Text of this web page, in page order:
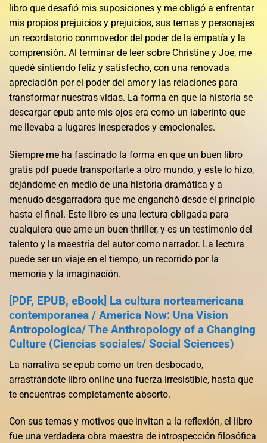
libro que desafió mis suposiciones y me obligó a enfrentar
mis propios prejuicios y prejuicios, sus temas y personajes
un recordatorio conmovedor del poder de la empatía y la
comprensión. Al terminar de leer sobre Christine y Joe, me
quedé sintiendo feliz y satisfecho, con una renovada
apreciación por el poder del amor y las relaciones para
transformar nuestras vidas. La forma en que la historia se
descargar epub ante mis ojos era como un laberinto que
me llevaba a lugares inesperados y emocionales.
Siempre me ha fascinado la forma en que un buen libro
gratis pdf puede transportarte a otro mundo, y este lo hizo,
dejándome en medio de una historia dramática y a
menudo desgarradora que me enganchó desde el principio
hasta el final. Este libro es una lectura obligada para
cualquiera que ame un buen thriller, y es un testimonio del
talento y la maestría del autor como narrador. La lectura
puede ser un viaje en el tiempo, un recorrido por la
memoria y la imaginación.
[PDF, EPUB, eBook] La cultura norteamericana
contemporanea / America Now: Una Vision
Antropologica/ The Anthropology of a Changing
Culture (Ciencias sociales/ Social Sciences)
La narrativa se epub como un tren desbocado,
arrastrándote libro online​ una fuerza irresistible, hasta que
te encuentras completamente absorto.
Con sus temas y motivos que invitan a la reflexión, el libro
fue una verdadera obra maestra de introspección filosófica